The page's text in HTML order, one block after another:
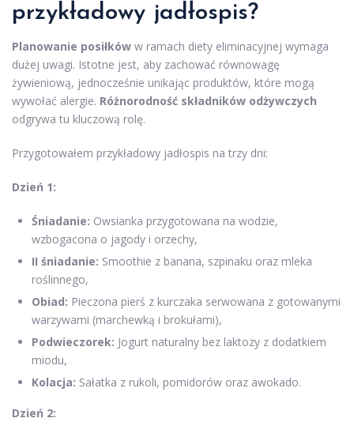
przykładowy jadłospis?
Planowanie posiłków w ramach diety eliminacyjnej wymaga
dużej uwagi. Istotne jest, aby zachować równowagę
żywieniową, jednocześnie unikając produktów, które mogą
wywołać alergie. Różnorodność składników odżywczych
odgrywa tu kluczową rolę.
Przygotowałem przykładowy jadłospis na trzy dni:
Dzień 1:
Śniadanie: Owsianka przygotowana na wodzie,
wzbogacona o jagody i orzechy,
II śniadanie: Smoothie z banana, szpinaku oraz mleka
roślinnego,
Obiad: Pieczona pierś z kurczaka serwowana z gotowanymi
warzywami (marchewką i brokułami),
Podwieczorek: Jogurt naturalny bez laktozy z dodatkiem
miodu,
Kolacja: Sałatka z rukoli, pomidorów oraz awokado.
Dzień 2: